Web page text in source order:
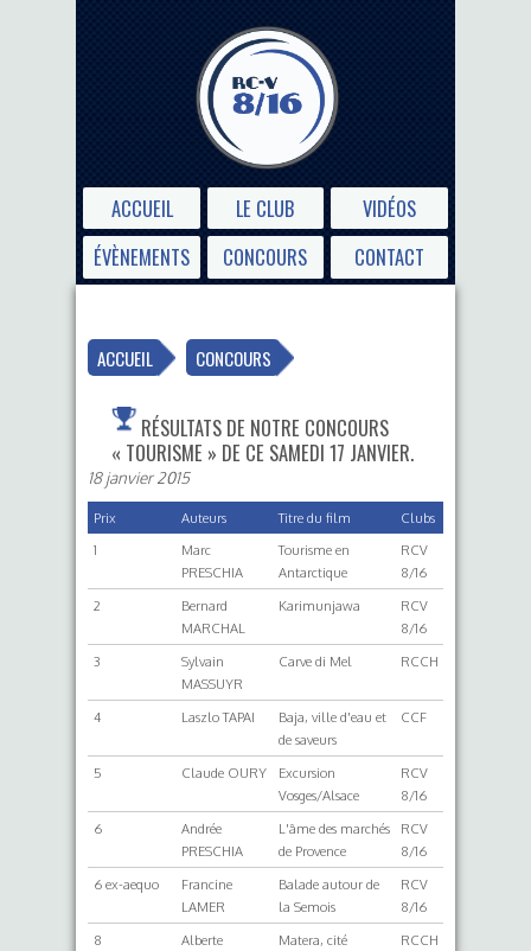
ACCUEIL LE CLUB
VIDÉOS
ÉVÈNEMENTS
CONCOURS CONTACT
ACCUEIL CONCOURS
RÉSULTATS DE NOTRE CONCOURS
« TOURISME » DE CE SAMEDI 17 JANVIER.
18 janvier 2015
Prix Auteurs Titre du film
Clubs
1
Marc
PRESCHIA
Tourisme en
Antarctique
RCV
8/16
2
Bernard
MARCHAL
Karimunjawa
RCV
8/16
3
Sylvain
MASSUYR
Carve di Mel RCCH
4 Laszlo TAPAI
Baja, ville d'eau et
de saveurs
CCF
5 Claude OURY
Excursion
Vosges/Alsace
RCV
8/16
6
Andrée
PRESCHIA
L'âme des marchés
de Provence
RCV
8/16
6 ex-aequo
Francine
LAMER
Balade autour de
la Semois
RCV
8/16
8
Alberte
Matera, cité
RCCH